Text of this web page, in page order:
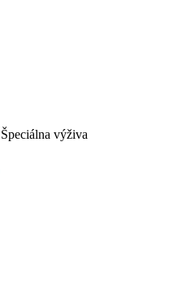
Špeciálna výživa